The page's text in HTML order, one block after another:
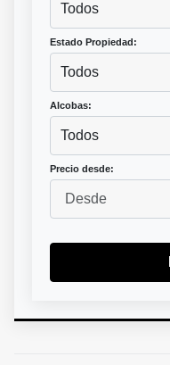
Todos
Estado Propiedad:
Todos
Alcobas:
Todos
Precio desde: